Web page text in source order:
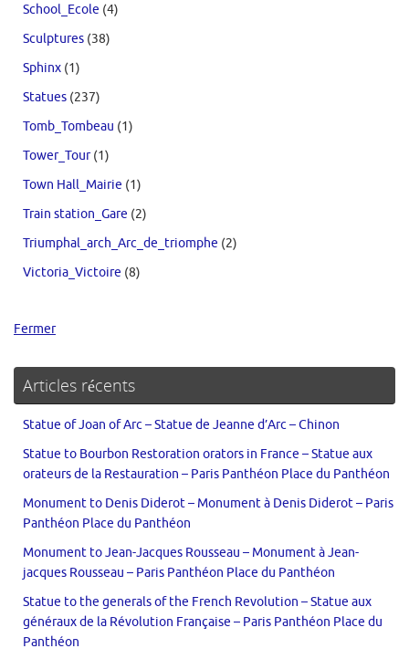
School_Ecole (4)
Sculptures (38)
Sphinx (1)
Statues (237)
Tomb_Tombeau (1)
Tower_Tour(1)
Town Hall_Mairie (1)
Train station_Gare (2)
Triumphal_arch_Arc_de_triomphe (2)
Victoria_Victoire (8)
Fermer
Articles récents
Statue of Joan of Arc – Statue de Jeanne d’Arc – Chinon
Statue to Bourbon Restoration orators in France – Statue aux
orateurs de la Restauration – Paris Panthéon Place du Panthéon
Monument to Denis Diderot – Monument à Denis Diderot – Paris
Panthéon Place du Panthéon
Monument to Jean-Jacques Rousseau – Monument à Jean-
jacques Rousseau – Paris Panthéon Place du Panthéon
Statue to the generals of the French Revolution – Statue aux
généraux de la Révolution Française – Paris Panthéon Place du
Panthéon